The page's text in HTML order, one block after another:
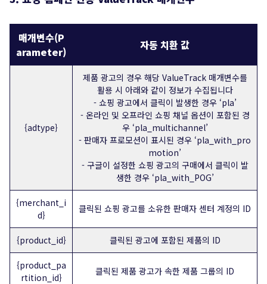
매개변수(P
arameter)
자동 치환 값
{adtype}
제품 광고의 경우 해당 ValueTrack 매개변수를
활용 시 아래와 같이 정보가 수집됩니다
- 쇼핑 광고에서 클릭이 발생한 경우 ‘pla’
- 온라인 및 오프라인 쇼핑 채널 옵션이 포함된 경
우 ‘pla_multichannel’
- 판매자 프로모션이 표시된 경우 ‘pla_with_pro
motion’
- 구글이 설정한 쇼핑 광고의 구매에서 클릭이 발
생한 경우 ‘pla_with_POG’
{merchant_i
d}
클릭된 쇼핑 광고를 소유한 판매자 센터 계정의 ID
{product_id} 클릭된 광고에 포함된 제품의 ID
{product_pa
rtition_id}
클릭된 제품 광고가 속한 제품 그룹의 ID